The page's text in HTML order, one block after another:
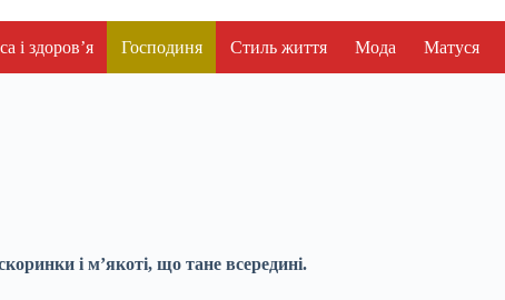
і здоров’я Господиня Стиль життя Мода Матуся
і м’якоті, що тане всередині.